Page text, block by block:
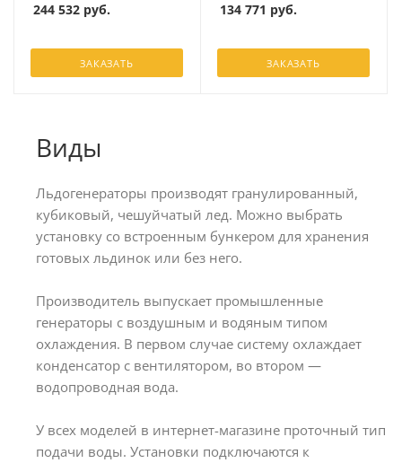
244 532 руб.
ЗАКАЗАТЬ
134 771 руб.
ЗАКАЗАТЬ
Виды
Льдогенераторы производят гранулированный,
кубиковый, чешуйчатый лед. Можно выбрать
установку со встроенным бункером для хранения
готовых льдинок или без него.
Производитель выпускает промышленные
генераторы с воздушным и водяным типом
охлаждения. В первом случае систему охлаждает
конденсатор с вентилятором, во втором ―
водопроводная вода.
У всех моделей в интернет-магазине проточный тип
подачи воды. Установки подключаются к